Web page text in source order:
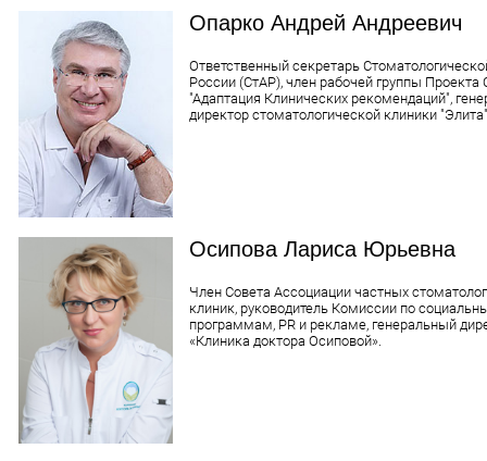
Опарко Андрей Андреевич
Ответственный секретарь
России (СтАР), член рабочей группы Проекта
"Адаптация Клинических рекомендаций",
директор стоматологической клиники
Осипова Лариса Юрьевна
Член Совета Ассоциации частных
клиник, руководитель Комиссии по
программам, PR и рекламе, генеральный
«Клиника доктора Осиповой».